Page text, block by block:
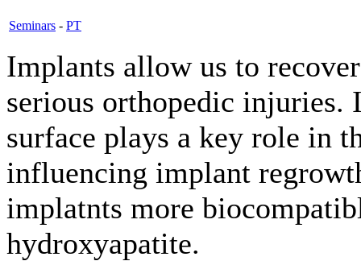
Seminars - PT
Implants allow us to
serious orthopedic
surface plays a key role in
influencing implant
implatnts more
hydroxyapatite.